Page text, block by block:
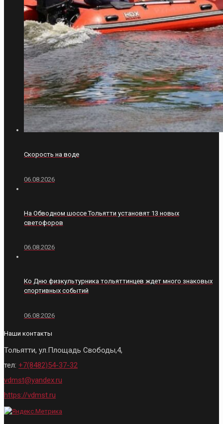
Скорость на воде
06.08.2026
На Обводном шоссе Тольятти установят 13 новых
светофоров
06.08.2026
Ко Дню физкультурника тольяттинцев ждет много знаковых
спортивных событий
06.08.2026
Наши контакты
Тольятти, ул.Площадь Свободы,4,
тел: +7(8482)54-37-32
vdmst@yandex.ru
https://vdmst.ru